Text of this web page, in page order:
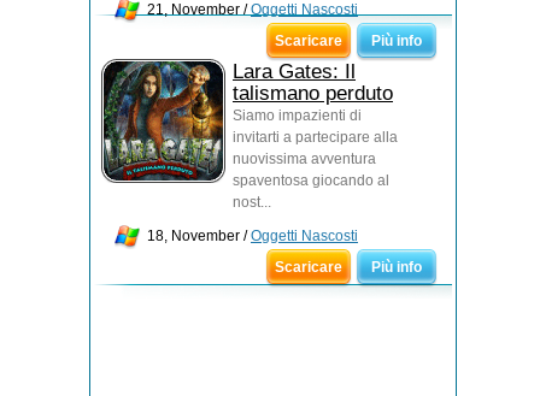
21, November /Oggetti Nascosti
Scaricare
Più info
Lara Gates: Il
talismano perduto
Siamo impazienti di
invitarti a partecipare alla
nuovissima avventura
spaventosa giocando al
nost...
18, November /Oggetti Nascosti
Scaricare
Più info